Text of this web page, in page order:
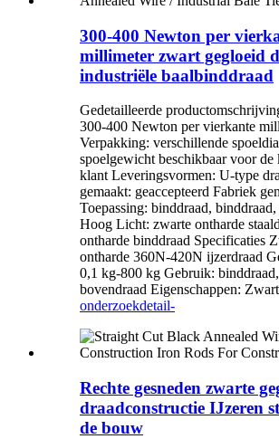
300-400 Newton per
millimeter zwart gegloeid
industriële baalbinddraad
Gedetailleerde
300-400 Newton per vierkante
Verpakking: verschillende
spoelgewicht beschikbaar voor de
klant Leveringsvormen: U-type
gemaakt: geaccepteerd Fabriek
Toepassing: binddraad, binddraad,
Hoog Licht: zwarte ontharde
ontharde binddraad Specificaties
ontharde 360N-420N ijzerdraad
0,1 kg-800 kg Gebruik:
bovendraad Eigenschappen:
onderzoekdetail-
Rechte gesneden zwarte
draadconstructie IJzeren
de bouw